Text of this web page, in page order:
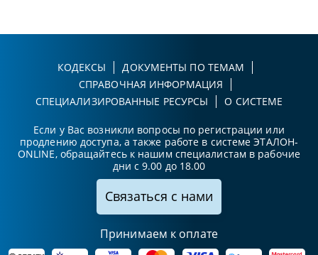
КОДЕКСЫ
ДОКУМЕНТЫ ПО ТЕМАМ
СПРАВОЧНАЯ ИНФОРМАЦИЯ
СПЕЦИАЛИЗИРОВАННЫЕ РЕСУРСЫ
О СИСТЕМЕ
Если у Вас возникли вопросы по регистрации или
продлению доступа, а также работе в системе ЭТАЛОН-
ONLINE, обращайтесь к нашим специалистам в рабочие
дни с 9.00 до 18.00
Связаться с нами
Принимаем к оплате